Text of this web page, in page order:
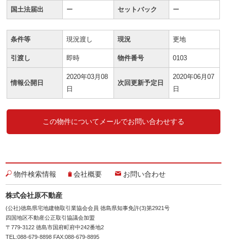
国土法届出 ー セットバック ー
条件等 現況渡し 現況 更地
引渡し 即時 物件番号 0103
情報公開日
2020年03月08
日
次回更新予定日
2020年06月07
日
この物件についてメールでお問い合わせする
物件検索情報 会社概要 お問い合わせ
株式会社原不動産
(公社)徳島県宅地建物取引業協会会員 徳島県知事免許(3)第2921号
四国地区不動産公正取引協議会加盟
〒779-3122 徳島市国府町府中242番地2
TEL:088-679-8898 FAX:088-679-8895